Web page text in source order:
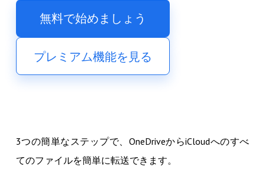
無料で始めましょう
プレミアム機能を見る
3つの簡単なステップで、OneDriveからiCloudへのすべ
てのファイルを簡単に転送できます。